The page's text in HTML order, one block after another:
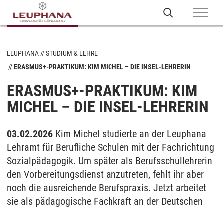
LEUPHANA
STUDIUM & LEHRE
ERASMUS+-PRAKTIKUM: KIM MICHEL – DIE INSEL-LEHRERIN
ERASMUS+-PRAKTIKUM: KIM
MICHEL – DIE INSEL-LEHRERIN
03.02.2026 Kim Michel studierte an der Leuphana
Lehramt für Berufliche Schulen mit der Fachrichtung
Sozialpädagogik. Um später als Berufsschullehrerin
den Vorbereitungsdienst anzutreten, fehlt ihr aber
noch die ausreichende Berufspraxis. Jetzt arbeitet
sie als pädagogische Fachkraft an der Deutschen